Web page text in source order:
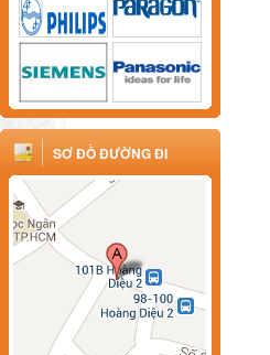
SƠ ĐỒ ĐƯỜNG ĐI